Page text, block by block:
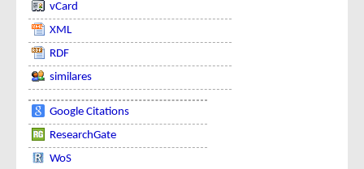
vCard
XML
RDF
similares
Google Citations
ResearchGate
WoS